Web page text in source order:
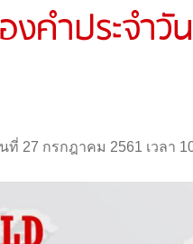
งคำประจ
ที่ 27 กรกฎาคม 2561 เวลา